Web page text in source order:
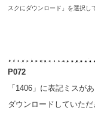
スクにダウンロード」を選択し
P072
「1406」に表記ミスが
ダウンロードしていた